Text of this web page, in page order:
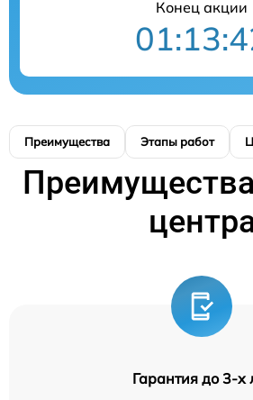
Конец акции
Преимущества Этапы работ
Гарантия до 3-х